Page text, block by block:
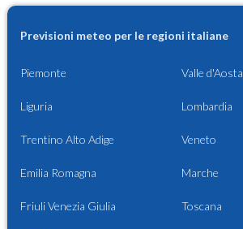
Previsioni meteo per le regioni italiane
Piemonte Valle d'Aosta
Liguria Lombardia
Trentino Alto Adige Veneto
Emilia Romagna Marche
Friuli Venezia Giulia Toscana